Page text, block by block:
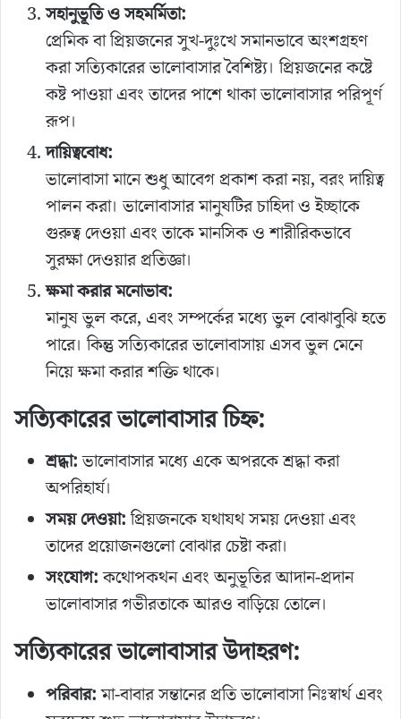
সহানুভূতি ও সহমর্মিতা:
প্রেমিক বা প্রিয়জনের সুখ-দুঃখে সমানভাবে অংশগ্রহণ
করা সত্যিকারের ভালোবাসার বৈশিষ্ট্য। প্রিয়জনের কষ্টে
কষ্ট পাওয়া এবং তাদের পাশে থাকা ভালোবাসার পরিপূর্ণ
রূপ।
দায়িত্ববোধ:
ভালোবাসা মানে শুধু আবেগ প্রকাশ করা নয়, বরং দায়িত্ব
পালন করা। ভালোবাসার মানুষটির চাহিদা ও ইচ্ছাকে
গুরুত্ব দেওয়া এবং তাকে মানসিক ও শারীরিকভাবে
সুরক্ষা দেওয়ার প্রতিজ্ঞা।
ক্ষমা করার মনোভাব:
মানুষ ভুল করে, এবং সম্পর্কের মধ্যে ভুল বোঝাবুঝি হতে
পারে। কিন্তু সত্যিকারের ভালোবাসায় এসব ভুল মেনে
নিয়ে ক্ষমা করার শক্তি থাকে।
সত্যিকারের ভালোবাসার চিহ্ন:
শ্রদ্ধা:ভালোবাসার মধ্যে একে অপরকে শ্রদ্ধা করা
অপরিহার্য।
সময় দেওয়া:প্রিয়জনকে যথাযথ সময় দেওয়া এবং
তাদের প্রয়োজনগুলো বোঝার চেষ্টা করা।
সংযোগ:কথোপকথন এবং অনুভূতির আদান-প্রদান
ভালোবাসার গভীরতাকে আরও বাড়িয়ে তোলে।
সত্যিকারের ভালোবাসার উদাহরণ:
পরিবার:মা-বাবার সন্তানের প্রতি ভালোবাসা নিঃস্বার্থ এবং